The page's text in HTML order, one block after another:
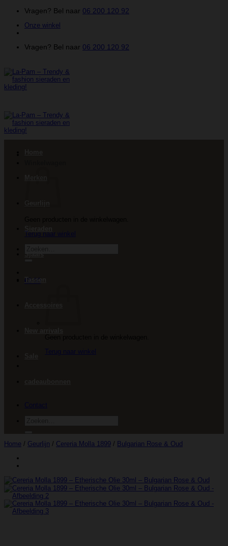
inhoud
Vragen? Bel naar 06 200 120 92
Onze winkel
Vragen? Bel naar 06 200 120 92
Terug naar winkel
€0.00
Tassen
Home / Geurlijn / Cereria Molla 1899 / Bulgarian Rose & Oud